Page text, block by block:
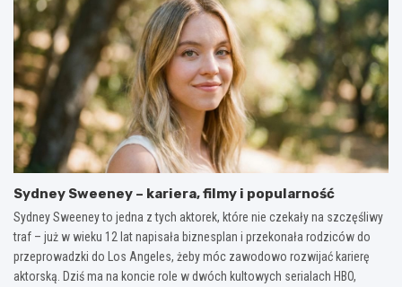
Sydney Sweeney – kariera, filmy i popularność
Sydney Sweeney to jedna z tych aktorek, które nie czekały na szczęśliwy
traf – już w wieku 12 lat napisała biznesplan i przekonała rodziców do
przeprowadzki do Los Angeles, żeby móc zawodowo rozwijać karierę
aktorską. Dziś ma na koncie role w dwóch kultowych serialach HBO,